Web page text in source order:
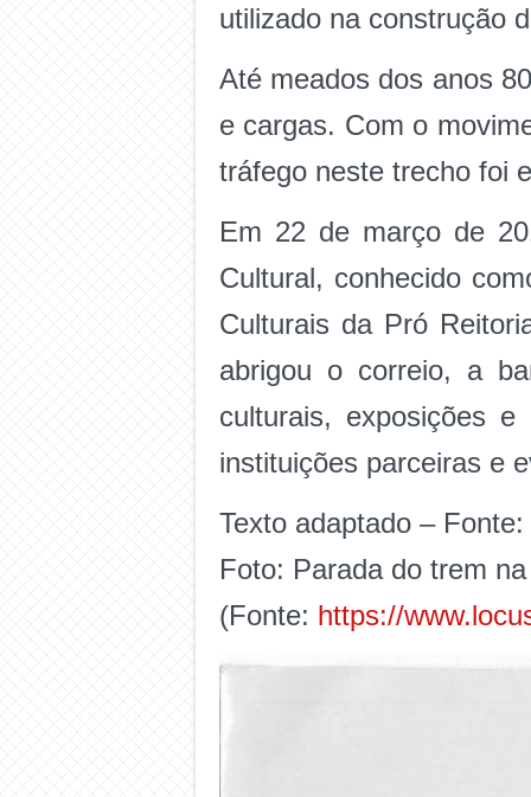
utilizado na construção
Até meados dos anos
e cargas. Com o
tráfego neste trecho foi
Em 22 de março de
Cultural, conhecido
Culturais da Pró
abrigou o correio, a
culturais, exposições
instituições parceiras e
Texto adaptado – Fonte:
Foto: Parada do trem
(Fonte: https://